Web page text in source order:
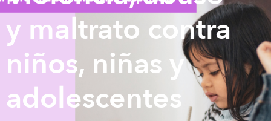
y maltrato contra
niños, niñas y
adolescentes